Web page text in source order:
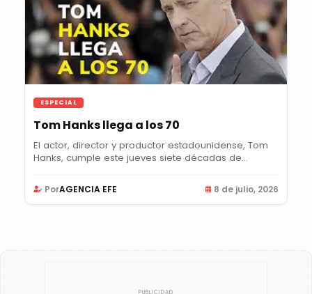
ESPECIAL
Tom Hanks llega a los 70
El actor, director y productor estadounidense, Tom
Hanks, cumple este jueves siete décadas de...
PorAGENCIA EFE 8 de julio, 2026